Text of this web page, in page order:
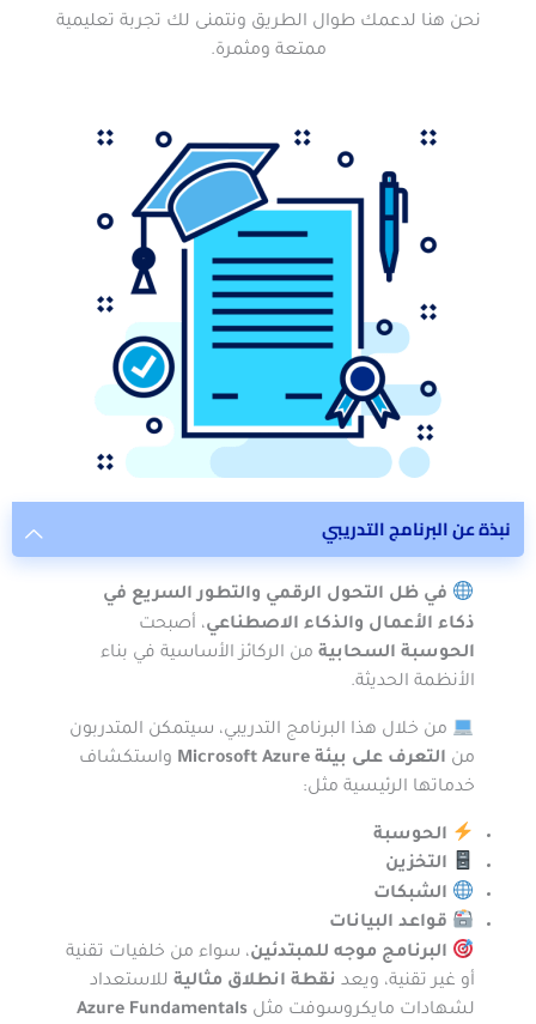
نحن هنا لدعمك طوال الطريق ونتمنى لك تجربة تعليمية
ممتعة ومثمرة.
نبذة عن البرنامج التدريبي
في ظل التحول الرقمي والتطور السريع في
ذكاء الأعمال والذكاء الاصطناعي، أصبحت
الحوسبة السحابية من الركائز الأساسية في بناء
الأنظمة الحديثة.
من خلال هذا البرنامج التدريبي، سيتمكن المتدربون
من التعرف على بيئة Microsoft Azure
واستكشاف
خدماتها الرئيسية مثل:
الحوسبة
التخزين
الشبكات
قواعد البيانات
البرنامج موجه للمبتدئين، سواء من خلفيات تقنية
أو غير تقنية، ويعد نقطة انطلاق مثالية للاستعداد
لشهادات مايكروسوفت مثل Azure Fundamentals